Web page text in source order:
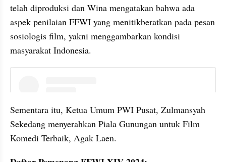
telah diproduksi dan Wina mengatakan bahwa ada
aspek penilaian FFWI yang menitikberatkan pada pesan
sosiologis film, yakni menggambarkan kondisi
masyarakat Indonesia.
Sementara itu, Ketua Umum PWI Pusat, Zulmansyah
Sekedang menyerahkan Piala Gunungan untuk Film
Komedi Terbaik, Agak Laen.